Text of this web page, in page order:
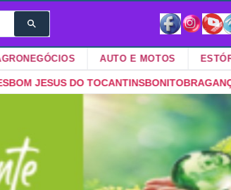
AUTO E MOTOS ESTÓRIAS DA
BRAGANÇABRASIL NOVOBREJO